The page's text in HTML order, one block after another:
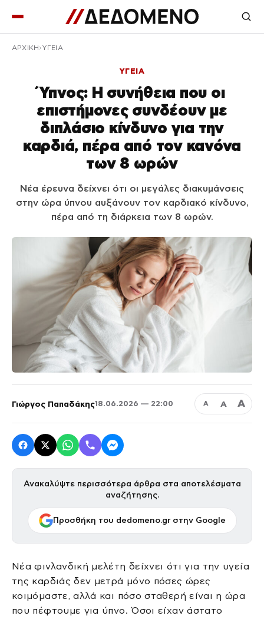
ΑΡΧΙΚΉ ΥΓΕΙΑ
ΥΓΕΙΑ
Ύπνος: Η συνήθεια που οι
επιστήμονες συνδέουν με
διπλάσιο κίνδυνο για την
καρδιά, πέρα από τον κανόνα
των 8 ωρών
Νέα έρευνα δείχνει ότι οι μεγάλες διακυμάνσεις
στην ώρα ύπνου αυξάνουν τον καρδιακό κίνδυνο,
πέρα από τη διάρκεια των 8 ωρών.
Γιώργος Παπαδάκης18.06.2026 — 22:00 Α Α Α
Ανακαλύψτε περισσότερα άρθρα στα αποτελέσματα
αναζήτησης.
Προσθήκη του dedomeno.gr στην Google
Νέα φινλανδική μελέτη δείχνει ότι για την υγεία
της καρδιάς δεν μετρά μόνο πόσες ώρες
κοιμόμαστε, αλλά και πόσο σταθερή είναι η ώρα
που πέφτουμε για ύπνο. Όσοι είχαν άστατο